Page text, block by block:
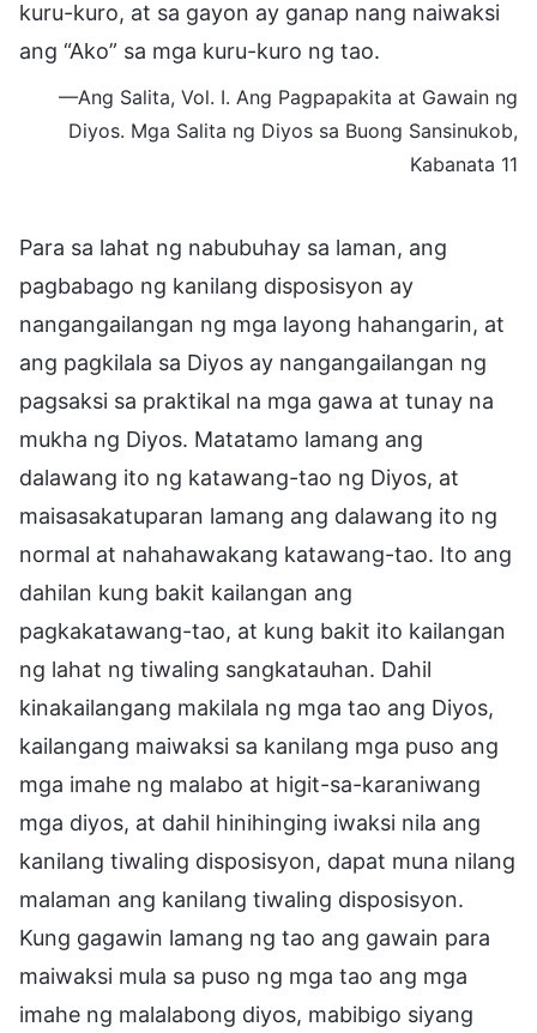
kuru-kuro, at sa gayon ay ganap nang naiwaksi
ang “Ako” sa mga kuru-kuro ng tao.
—Ang Salita, Vol. I. Ang Pagpapakita at Gawain ng
Diyos. Mga Salita ng Diyos sa Buong Sansinukob,
Kabanata 11
Para sa lahat ng nabubuhay sa laman, ang
pagbabago ng kanilang disposisyon ay
nangangailangan ng mga layong hahangarin, at
ang pagkilala sa Diyos ay nangangailangan ng
pagsaksi sa praktikal na mga gawa at tunay na
mukha ng Diyos. Matatamo lamang ang
dalawang ito ng katawang-tao ng Diyos, at
maisasakatuparan lamang ang dalawang ito ng
normal at nahahawakang katawang-tao. Ito ang
dahilan kung bakit kailangan ang
pagkakatawang-tao, at kung bakit ito kailangan
ng lahat ng tiwaling sangkatauhan. Dahil
kinakailangang makilala ng mga tao ang Diyos,
kailangang maiwaksi sa kanilang mga puso ang
mga imahe ng malabo at higit-sa-karaniwang
mga diyos, at dahil hinihinging iwaksi nila ang
kanilang tiwaling disposisyon, dapat muna nilang
malaman ang kanilang tiwaling disposisyon.
Kung gagawin lamang ng tao ang gawain para
maiwaksi mula sa puso ng mga tao ang mga
imahe ng malalabong diyos, mabibigo siyang